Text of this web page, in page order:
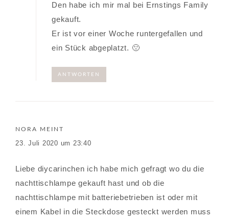
Den habe ich mir mal bei Ernstings Family
gekauft.
Er ist vor einer Woche runtergefallen und
ein Stück abgeplatzt. 🙁
ANTWORTEN
NORA MEINT
23. Juli 2020 um 23:40
Liebe diycarinchen ich habe mich gefragt wo du die
nachttischlampe gekauft hast und ob die
nachttischlampe mit batteriebetrieben ist oder mit
einem Kabel in die Steckdose gesteckt werden muss